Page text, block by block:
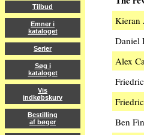
Tilbud
Emner i
kataloget
Serier
Søg i
kataloget
Vis
indkøbskurv
Bestilling
af bøger
Kieran
Daniel
Alex
Ben